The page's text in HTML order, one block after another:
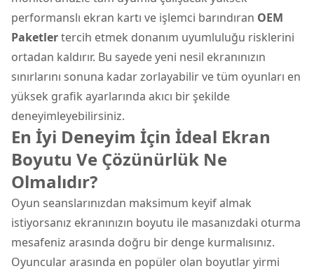
performanslı ekran kartı ve işlemci barındıran OEM
Paketlertercih etmek donanım uyumluluğu risklerini
ortadan kaldırır. Bu sayede yeni nesil ekranınızın
sınırlarını sonuna kadar zorlayabilir ve tüm oyunları en
yüksek grafik ayarlarında akıcı bir şekilde
deneyimleyebilirsiniz.
En İyi Deneyim İçin İdeal Ekran
Boyutu Ve Çözünürlük Ne
Olmalıdır?
Oyun seanslarınızdan maksimum keyif almak
istiyorsanız ekranınızın boyutu ile masanızdaki oturma
mesafeniz arasında doğru bir denge kurmalısınız.
Oyuncular arasında en popüler olan boyutlar yirmi